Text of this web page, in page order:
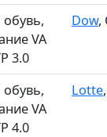
обувь,
VA
3.0
Dow,
обувь,
VA
4.0
Lotte